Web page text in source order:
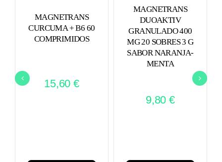
MAGNETRANS
CURCUMA + B6 60
COMPRIMIDOS
15,60 €
MAGNETRANS
DUOAKTIV
GRANULADO 400
MG 20 SOBRES 3 G
SABOR NARANJA-
MENTA
9,80€